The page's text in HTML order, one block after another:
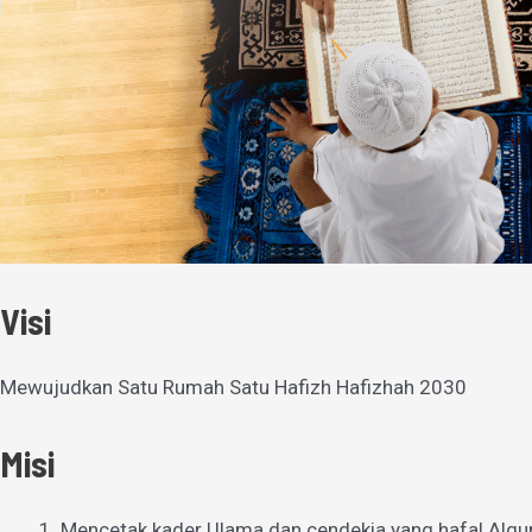
Visi
Mewujudkan Satu Rumah Satu Hafizh Hafizhah 2030
Misi